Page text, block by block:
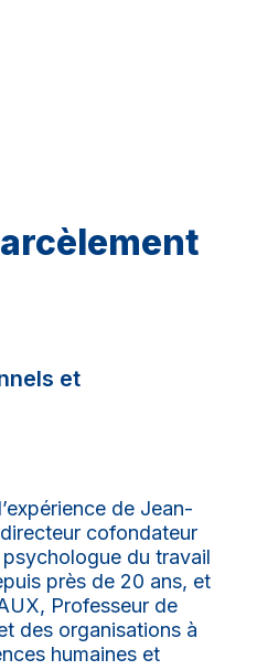
et
de Jean-
cofondateur
du travail
près de 20 ans, et
Professeur de
des organisations à
humaines et